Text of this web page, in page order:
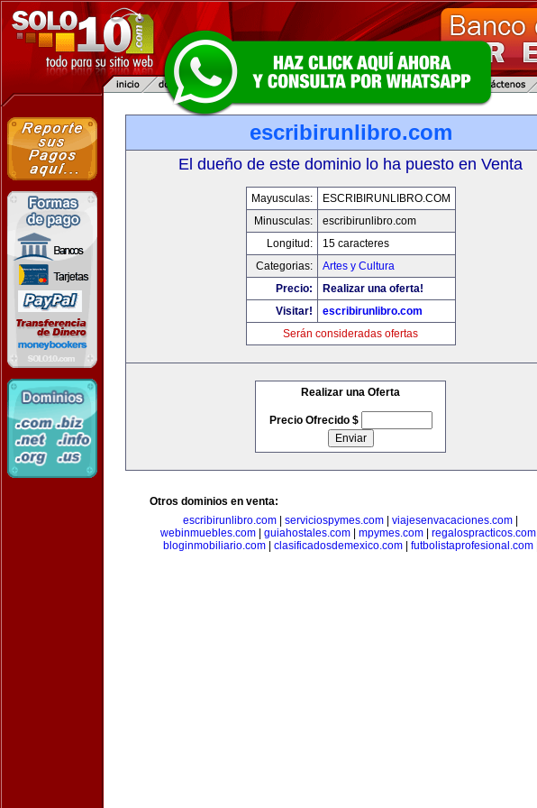
escribirunlibro.com
El dueño de este dominio lo ha puesto en Venta
Mayusculas:
ESCRIBIRUNLIBRO.COM
Minusculas:
escribirunlibro.com
Longitud:
15 caracteres
Categorias:
Artes y Cultura
Precio:
Realizar una oferta!
Visitar!
escribirunlibro.com
Serán consideradas ofertas
Realizar una Oferta
Precio Ofrecido $
Otros dominios en venta:
escribirunlibro.com
serviciospymes.com viajesenvacaciones.com
webinmuebles.com| guiahostales.com| mpymes.com| regalospracticos.com|
bloginmobiliario.com| clasificadosdemexico.com| futbolistaprofesional.com|